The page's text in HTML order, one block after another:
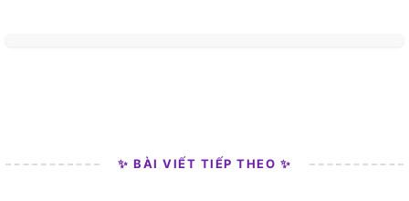
✨ BÀI VIẾT TIẾP THEO ✨